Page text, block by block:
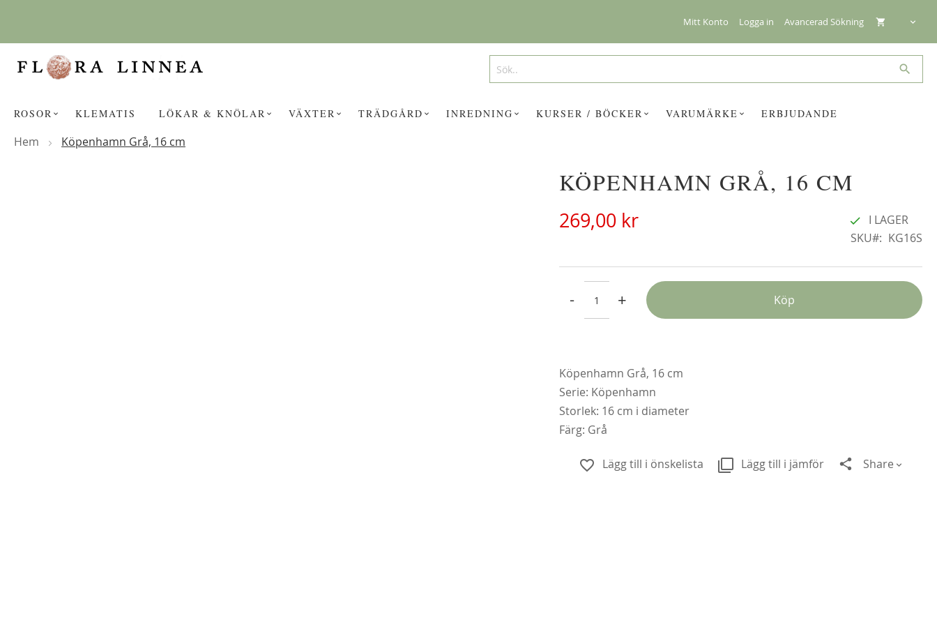
Mitt Konto Logga in Avancerad Sökning
innehållet
Search
Search
ROSOR
KLEMATIS LÖKAR & KNÖLAR VÄXTER TRÄDGÅRD INREDNING KURSER / BÖCKER VARUMÄRKE ERBJUDANDE
Hem Köpenhamn Grå, 16 cm
KANSKE NÅGON AV DESSA PRODUKTER KAN INTRESSERA DIG?KÖPENHAMN GRÅ, 16 CM
269,00 kr
I LAGER
SKU
KG16S
- + Köp
Köpenhamn Grå, 16 cm
Serie: Köpenhamn
Storlek: 16 cm i diameter
Färg: Grå
Lägg till i önskelista Lägg till i jämför Share